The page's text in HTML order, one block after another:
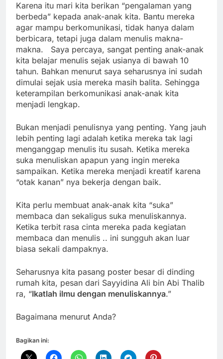
Karena itu mari kita berikan “pengalaman yang
berbeda” kepada anak-anak kita. Bantu mereka
agar mampu berkomunikasi, tidak hanya dalam
berbicara, tetapi juga dalam menulis makna-
makna. Saya percaya, sangat penting anak-anak
kita belajar menulis sejak usianya di bawah 10
tahun. Bahkan menurut saya seharusnya ini sudah
dimulai sejak usia mereka masih balita. Sehingga
keterampilan berkomunikasi anak-anak kita
menjadi lengkap.
Bukan menjadi penulisnya yang penting. Yang jauh
lebih penting lagi adalah ketika mereka tak lagi
menganggap menulis itu susah. Ketika mereka
suka menuliskan apapun yang ingin mereka
sampaikan. Ketika mereka menjadi kreatif karena
“otak kanan” nya bekerja dengan baik.
Kita perlu membuat anak-anak kita “suka”
membaca dan sekaligus suka menuliskannya.
Ketika terbit rasa cinta mereka pada kegiatan
membaca dan menulis .. ini sungguh akan luar
biasa sekali dampaknya.
Seharusnya kita pasang poster besar di dinding
rumah kita, pesan dari Sayyidina Ali bin Abi Thalib
ra, “Ikatlah ilmu dengan menuliskannya.”
Bagaimana menurut Anda?
Bagikan ini: